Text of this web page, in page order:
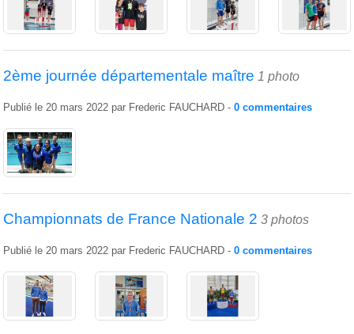
2ème journée départementale maître 1 photo
Publié le 20 mars 2022 par Frederic FAUCHARD - 0 commentaires
Championnats de France Nationale 2 3 photos
Publié le 20 mars 2022 par Frederic FAUCHARD - 0 commentaires